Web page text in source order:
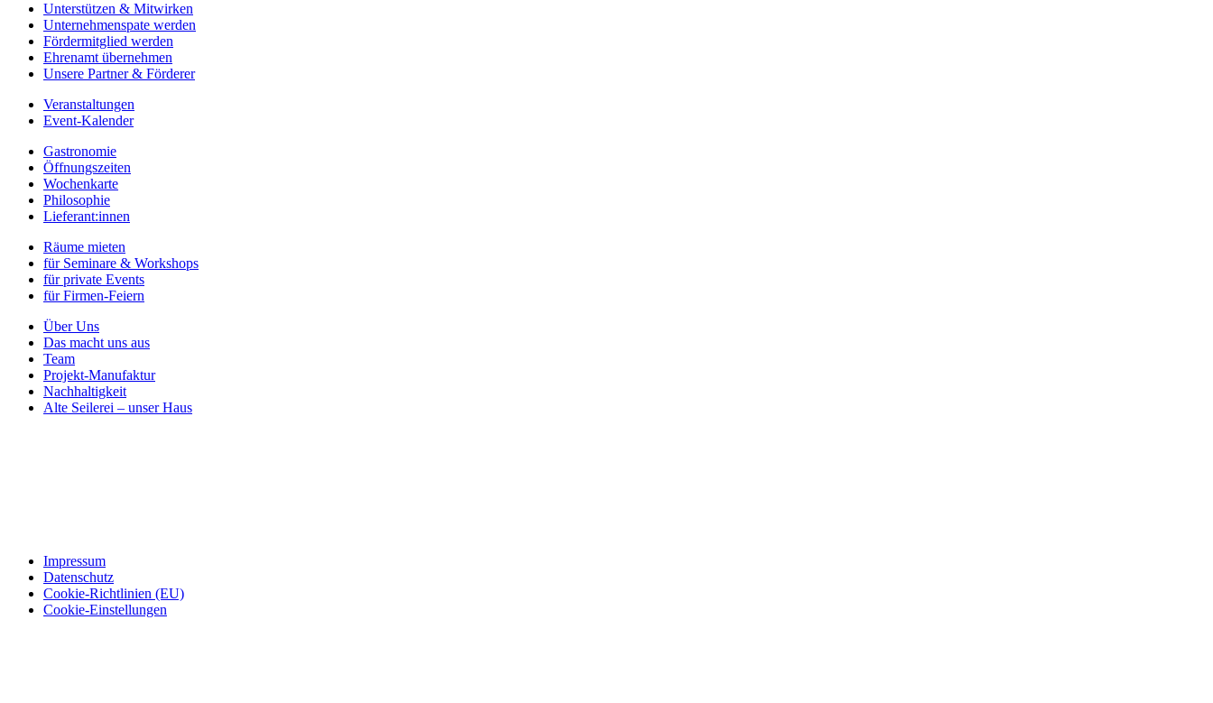
Unterstützen & Mitwirken
Unternehmenspate werden
Fördermitglied werden
Ehrenamt übernehmen
Unsere Partner & Förderer
Veranstaltungen
Event-Kalender
Gastronomie
Öffnungszeiten
Wochenkarte
Philosophie
Lieferant:innen
Räume mieten
für Seminare & Workshops
für private Events
für Firmen-Feiern
Über Uns
Das macht uns aus
Team
Projekt-Manufaktur
Nachhaltigkeit
Alte Seilerei – unser Haus
Impressum
Datenschutz
Cookie-Richtlinien (EU)
Cookie-Einstellungen